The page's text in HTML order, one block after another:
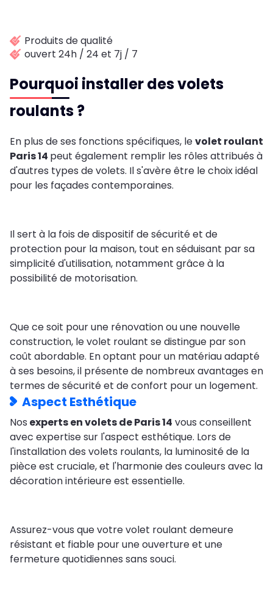
Produits de qualité
ouvert 24h / 24 et 7j / 7
Pourquoi installer des volets
roulants ?
En plus de ses fonctions spécifiques, levolet roulant
Paris 14 peut également remplir les rôles attribués à
d'autres types de volets. Il s'avère être le choix idéal
pour les façades contemporaines.
Il sert à la fois de dispositif de sécurité et de
protection pour la maison, tout en séduisant par sa
simplicité d'utilisation, notamment grâce à la
possibilité de motorisation.
Que ce soit pour une rénovation ou une nouvelle
construction, le volet roulant se distingue par son
coût abordable. En optant pour un matériau adapté
à ses besoins, il présente de nombreux avantages en
termes de sécurité et de confort pour un logement.
Aspect Esthétique
Nos experts en volets de Paris 14 vous conseillent
avec expertise sur l'aspect esthétique. Lors de
l'installation des volets roulants, la luminosité de la
pièce est cruciale, et l'harmonie des couleurs avec la
décoration intérieure est essentielle.
Assurez-vous que votre volet roulant demeure
résistant et fiable pour une ouverture et une
fermeture quotidiennes sans souci.